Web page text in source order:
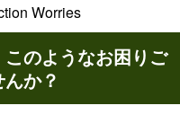
Worries
のようなお困りご
か？